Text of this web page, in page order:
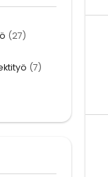
(27)
(7)